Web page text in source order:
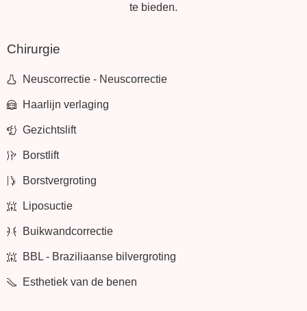
te bieden.
Chirurgie
Neuscorrectie - Neuscorrectie
Haarlijn verlaging
Gezichtslift
Borstlift
Borstvergroting
Liposuctie
Buikwandcorrectie
BBL - Braziliaanse bilvergroting
Esthetiek van de benen